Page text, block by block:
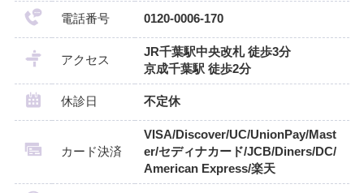
電話番号 0120-0006-170
アクセス
JR千葉駅中央改札 徒歩3分
京成千葉駅 徒歩2分
休診日 不定休
カード決済
VISA/Discover/UC/UnionPay/Mast
er/セディナカード/JCB/Diners/DC/
American Express/楽天